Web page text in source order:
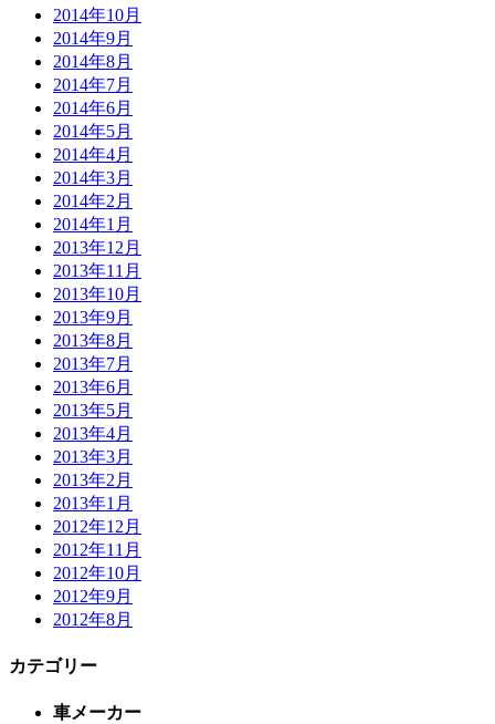
2014年10月
2014年9月
2014年8月
2014年7月
2014年6月
2014年5月
2014年4月
2014年3月
2014年2月
2014年1月
2013年12月
2013年11月
2013年10月
2013年9月
2013年8月
2013年7月
2013年6月
2013年5月
2013年4月
2013年3月
2013年2月
2013年1月
2012年12月
2012年11月
2012年10月
2012年9月
2012年8月
カテゴリー
車メーカー